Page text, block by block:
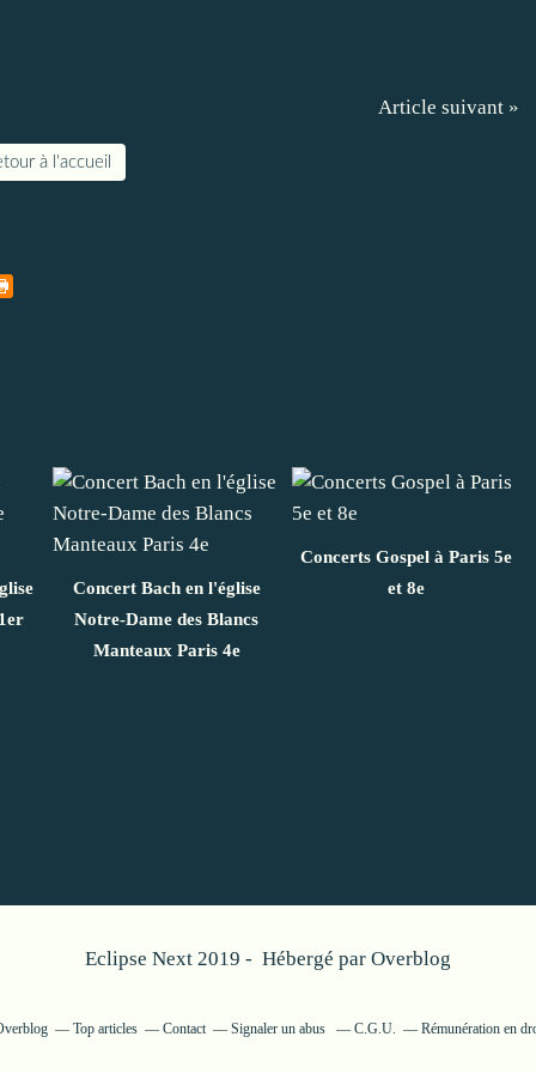
Article suivant »
à l'accueil
Concert Bach en l'église
Notre-Dame des Blancs
Manteaux Paris 4e
Concerts Gospel à Paris 5e
et 8e
Eclipse Next 2019 - Hébergé par Overblog
Top articles Contact Signaler un abus C.G.U. Rémunération en